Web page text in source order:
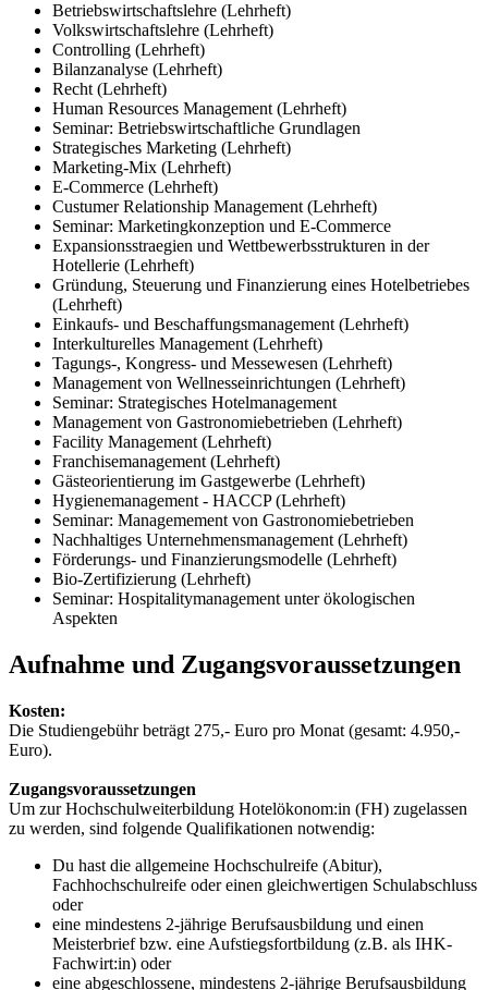
Betriebswirtschaftslehre (Lehrheft)
Volkswirtschaftslehre (Lehrheft)
Controlling (Lehrheft)
Bilanzanalyse (Lehrheft)
Recht (Lehrheft)
Human Resources Management (Lehrheft)
Seminar: Betriebswirtschaftliche Grundlagen
Strategisches Marketing (Lehrheft)
Marketing-Mix (Lehrheft)
E-Commerce (Lehrheft)
Custumer Relationship Management (Lehrheft)
Seminar: Marketingkonzeption und E-Commerce
Expansionsstraegien und Wettbewerbsstrukturen in der
Hotellerie (Lehrheft)
Gründung, Steuerung und Finanzierung eines Hotelbetriebes
(Lehrheft)
Einkaufs- und Beschaffungsmanagement (Lehrheft)
Interkulturelles Management (Lehrheft)
Tagungs-, Kongress- und Messewesen (Lehrheft)
Management von Wellnesseinrichtungen (Lehrheft)
Seminar: Strategisches Hotelmanagement
Management von Gastronomiebetrieben (Lehrheft)
Facility Management (Lehrheft)
Franchisemanagement (Lehrheft)
Gästeorientierung im Gastgewerbe (Lehrheft)
Hygienemanagement - HACCP (Lehrheft)
Seminar: Managemement von Gastronomiebetrieben
Nachhaltiges Unternehmensmanagement (Lehrheft)
Förderungs- und Finanzierungsmodelle (Lehrheft)
Bio-Zertifizierung (Lehrheft)
Seminar: Hospitalitymanagement unter ökologischen
Aspekten
Aufnahme und Zugangsvoraussetzungen
Kosten:
Die Studiengebühr beträgt 275,- Euro pro Monat (gesamt: 4.950,-
Euro).
Zugangsvoraussetzungen
Um zur Hochschulweiterbildung Hotelökonom:in (FH) zugelassen
zu werden, sind folgende Qualifikationen notwendig:
Du hast die allgemeine Hochschulreife (Abitur),
Fachhochschulreife oder einen gleichwertigen Schulabschluss
oder
eine mindestens 2-jährige Berufsausbildung und einen
Meisterbrief bzw. eine Aufstiegsfortbildung (z.B. als IHK-
Fachwirt:in) oder
eine abgeschlossene, mindestens 2-jährige Berufsausbildung